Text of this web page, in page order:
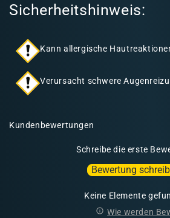
Sicherheitshinweis:
Kann allergische
Verursacht schwere
Kundenbewertungen
Schreibe die erste
Bewertung
Keine Elemente
Wie werden